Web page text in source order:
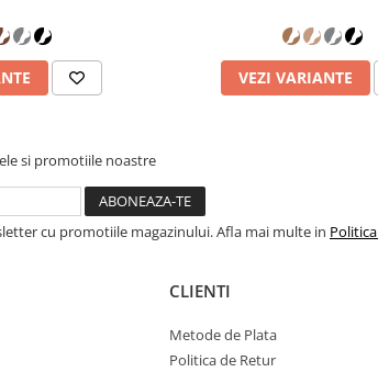
VEZI VARIANTE
si promotiile noastre
cu promotiile magazinului. Afla mai multe in
CLIENTI
Metode de Plata
Politica de Retur